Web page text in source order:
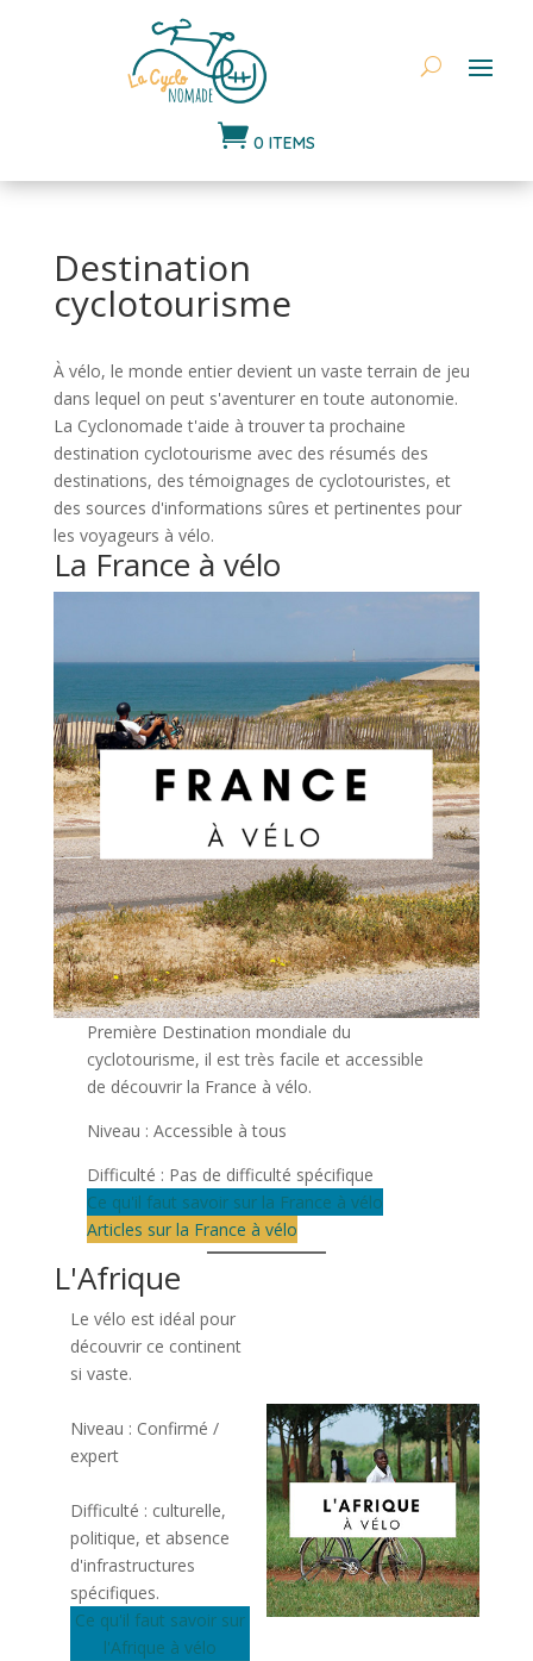
 0 ITEMS
Destination
cyclotourisme
À vélo, le monde entier devient un vaste terrain de jeu
dans lequel on peut s'aventurer en toute autonomie.
La Cyclonomade t'aide à trouver ta prochaine
destination cyclotourisme avec des résumés des
destinations, des témoignages de cyclotouristes, et
des sources d'informations sûres et pertinentes pour
les voyageurs à vélo.
La France à vélo
Première Destination mondiale du
cyclotourisme, il est très facile et accessible
de découvrir la France à vélo.
Niveau : Accessible à tous
Difficulté : Pas de difficulté spécifique
Ce qu'il faut savoir sur la France à vélo
Articles sur la France à vélo
L'Afrique
Le vélo est idéal pour
découvrir ce continent
si vaste.
Niveau : Confirmé /
expert
Difficulté : culturelle,
politique, et absence
d'infrastructures
spécifiques.
Ce qu'il faut savoir sur
l'Afrique à vélo